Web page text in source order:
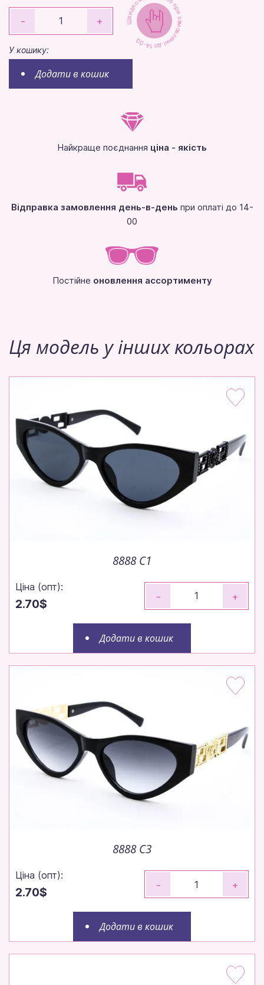
- +
У кошику:
Додати в кошик
Швидко відправимо при замовленні до 14-00
Найкраще поєднання ціна - якість
Відправка замовлення день-в-день при оплаті до 14-
00
Постійне оновлення ассортименту
Ця модель у інших кольорах
8888 C1
Ціна (опт):
2.70$
- +
Додати в кошик
8888 C3
Ціна (опт):
2.70$
- +
Додати в кошик
Робимо все, щоб ваше замовлення вирушило до
вас максимально швидко.
Щотижня — нові моделі!
Щотижневі поповнення — залишайтеся в тренді